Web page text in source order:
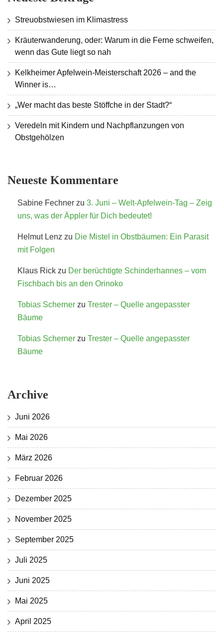
Streuobstwiesen im Klimastress
Kräuterwanderung, oder: Warum in die Ferne schweifen,
wenn das Gute liegt so nah
Kelkheimer Apfelwein-Meisterschaft 2026 – and the
Winner is…
„Wer macht das beste Stöffche in der Stadt?“
Veredeln mit Kindern und Nachpflanzungen von
Obstgehölzen
Neueste Kommentare
Sabine Fechner zu 3. Juni – Welt-Apfelwein-Tag – Zeig
uns, was der Äppler für Dich bedeutet!
Helmut Lenz zu Die Mistel in Obstbäumen: Ein Parasit
mit Folgen
Klaus Rick zu Der berüchtigte Schinderhannes – vom
Fischbach bis an den Orinoko
Tobias Scherner zu Trester – Quelle angepasster
Bäume
Tobias Scherner zu Trester – Quelle angepasster
Bäume
Archive
Juni 2026
Mai 2026
März 2026
Februar 2026
Dezember 2025
November 2025
September 2025
Juli 2025
Juni 2025
Mai 2025
April 2025